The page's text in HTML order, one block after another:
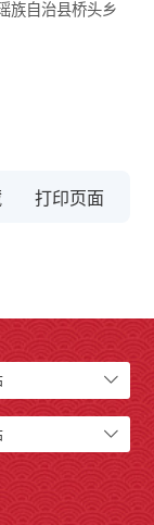
自治县桥头乡